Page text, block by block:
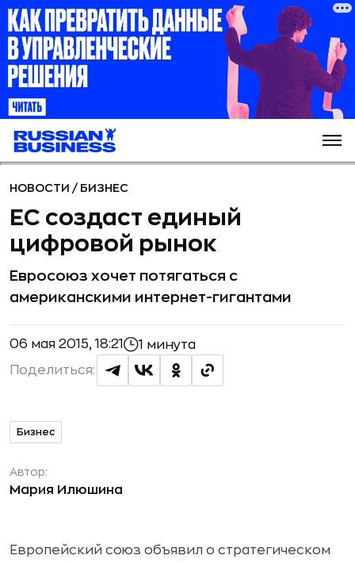
НОВОСТИ / БИЗНЕС
ЕС создаст единый
цифровой рынок
Евросоюз хочет потягаться с
американскими интернет-гигантами
06 мая 2015, 18:21 1 минута
Поделиться:
Бизнес
Автор:
Мария Илюшина
Европейский союз объявил о стратегическом